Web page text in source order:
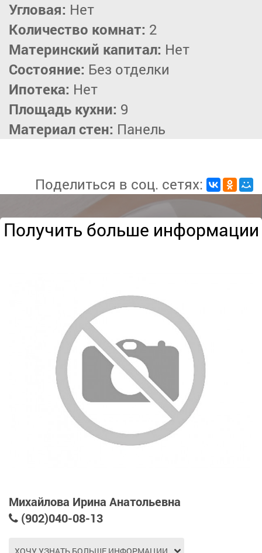
Угловая: Нет
Количество комнат: 2
Материнский капитал: Нет
Состояние: Без отделки
Ипотека: Нет
Площадь кухни: 9
Материал стен: Панель
Поделиться в соц. сетях:
Получить больше информации
Михайлова Ирина Анатольевна
(902)040-08-13